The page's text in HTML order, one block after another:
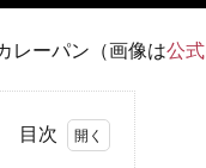
レーパン（画像は公
目次